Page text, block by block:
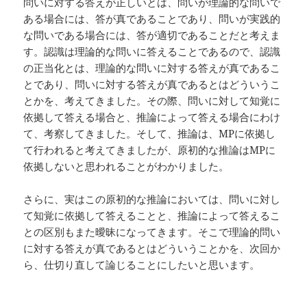
ある場合には、答が真であることであり、問いが実践的
な問いである場合には、答が適切であることだと考えま
す。認識は理論的な問いに答えることであるので、認識
の正当化とは、理論的な問いに対する答えが真であるこ
とであり、問いに対する答えが真であるとはどういうこ
とかを、考えてきました。その際、問いに対して知覚に
依拠して答える場合と、推論によって答える場合にわけ
て、考察してきました。そして、推論は、MPに依拠し
て行われると考えてきましたが、原初的な推論はMPに
依拠しないと思われることがわかりました。
さらに、実はこの原初的な推論においては、問いに対し
て知覚に依拠して答えることと、推論によって答えるこ
との区別もまた曖昧になってきます。そこで理論的問い
に対する答えが真であるとはどういうことかを、次回か
ら、仕切り直して論じることにしたいと思います。